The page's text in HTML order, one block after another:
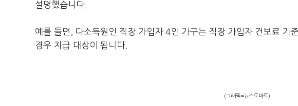
설명했습니다.
예를 들면, 다소득원인 직장 가입자 4인 가구는 직장 가입자 건보료 기
경우 지급 대상이 됩니다.
(그래픽=뉴스토마토)